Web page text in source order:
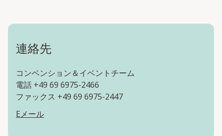
連絡先
コンベンション＆イベントチーム
電話 +49 69 6975-2466
ファックス +49 69 6975-2447
Eメール